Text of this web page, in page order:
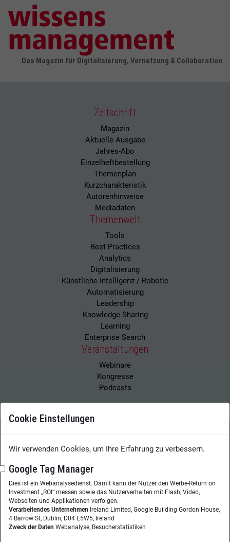
Das Magazin für Digitalisierung, Vernetzung & Collaboration
Zeitschrift
Magazin
Aktuelle Ausgabe
Jahres-Abo
Einzelheftbestellung
Themenplan
Kurzcharakteristik
Autorenhinweise
Mediadaten
Themenwelt
Tools
Best Practices
Analytics
Digitalisierung
Künstliche Intelligenz / Robotic
Automatisierung
Leadership
Knowledge Sharing
Learning
Enterprise Search
Veranstaltungen
Webinare
Kongresse
Podcasts
Wissensmanagement Magazin
Impressum
Herausgeberin:Nicole Lehnert
Westheimer Str. 18
86356 Neusäß
Telefon: +49 (0)821 48685-290
Cookie Einstellungen
Wir verwenden Cookies, um Ihre Erfahrung zu verbessern.
Google Tag Manager
Dies ist ein Webanalysedienst. Damit kann der Nutzer den Werbe-Return on
Investment „ROI“ messen sowie das Nutzerverhalten mit Flash, Video,
Webseiten und Applikationen verfolgen.
Verarbeitendes Unternehmen Ireland Limited, Google Building Gordon House,
4 Barrow St, Dublin, D04 E5W5, Ireland
Zweck der Daten Webanalyse, Besucherstatistiken